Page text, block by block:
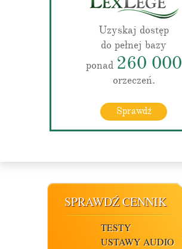
Uzyskaj dostęp
do pełnej bazy
ponad 260 000
orzeczeń.
Sprawdź
SPRAWDŹ CENNIK
TESTY
USTAWY AUDIO